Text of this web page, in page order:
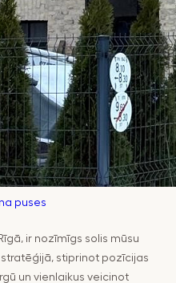
puses
ir nozīmīgs solis mūsu
stiprinot pozīcijas
un vienlaikus veicinot